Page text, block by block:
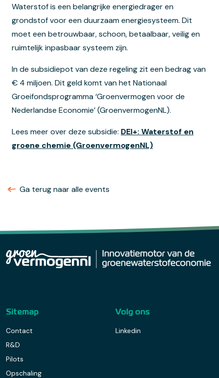
Waterstof is een belangrijke energiedrager en
grondstof voor een duurzaam energiesysteem. Dit
moet een betrouwbaar, schoon, betaalbaar, veilig en
ruimtelijk inpasbaar systeem zijn.
In de subsidiepot van deze regeling zit een bedrag van
€ 4 miljoen. Dit geld komt van het Nationaal
Groeifondsprogramma ‘Groenvermogen voor de
Nederlandse Economie’ (GroenvermogenNL).
Lees meer over deze subsidie: DEI+: Waterstof en
groene chemie (GroenvermogenNL)
Ga terug naar alle events
Sitemap
Contact
R&D
Pilots
Opschaling
Volg ons
Linkedin